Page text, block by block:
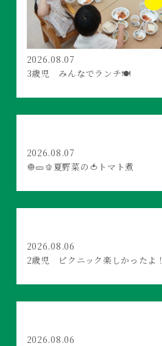
2026.08.07
3歳児 みんなでランチ🍽️
2026.08.07
🧅🥒🫑夏野菜の🍅トマト煮
2026.08.06
2歳児 ピクニック楽しかったよ！
2026.08.06